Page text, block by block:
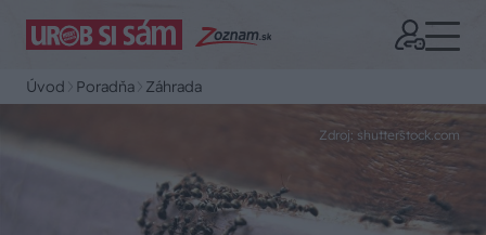
Úvod Poradňa Záhrada
Zdroj: shutterstock.com